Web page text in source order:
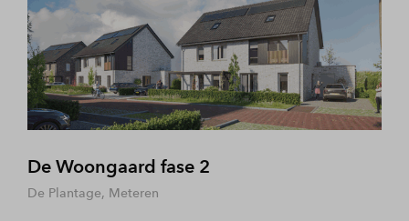
De Woongaard fase 2
De Plantage, Meteren